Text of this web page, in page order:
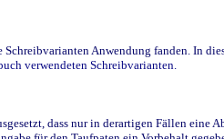
Anwendung fanden. In
verwendeten Schreibvarianten.
dass nur in derartigen Fällen